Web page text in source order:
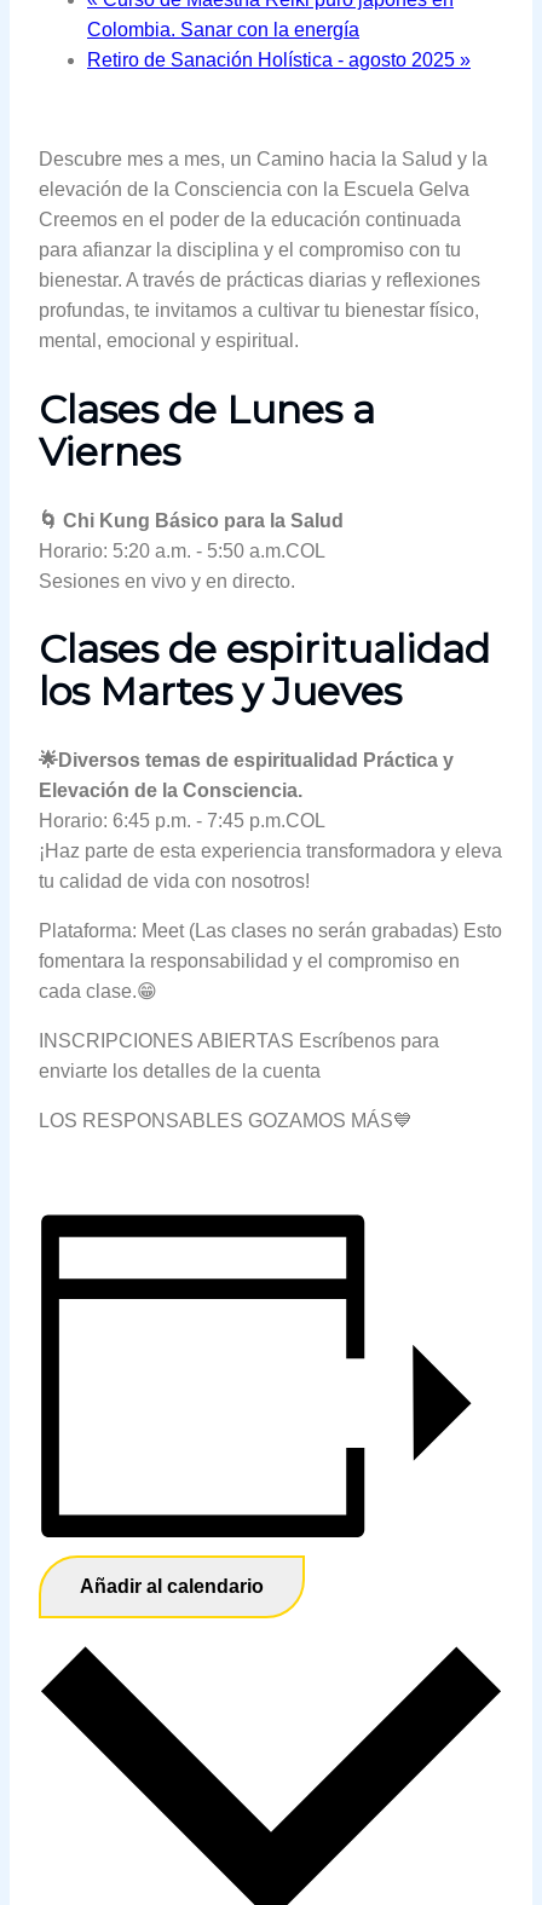
Colombia. Sanar con la energía
Retiro de Sanación Holística - agosto 2025 »
Descubre mes a mes, un Camino hacia la Salud y la
elevación de la Consciencia con la Escuela Gelva
Creemos en el poder de la educación continuada
para afianzar la disciplina y el compromiso con tu
bienestar. A través de prácticas diarias y reflexiones
profundas, te invitamos a cultivar tu bienestar físico,
mental, emocional y espiritual.
Clases de Lunes a
Viernes
🌀 Chi Kung Básico para la Salud
Horario: 5:20 a.m. - 5:50 a.m.COL
Sesiones en vivo y en directo.
Clases de espiritualidad
los Martes y Jueves
🌟Diversos temas de espiritualidad Práctica y
Elevación de la Consciencia.
Horario: 6:45 p.m. - 7:45 p.m.COL
¡Haz parte de esta experiencia transformadora y eleva
tu calidad de vida con nosotros!
Plataforma: Meet (Las clases no serán grabadas) Esto
fomentara la responsabilidad y el compromiso en
cada clase.😁
INSCRIPCIONES ABIERTAS Escríbenos para
enviarte los detalles de la cuenta
LOS RESPONSABLES GOZAMOS MÁS💙
Añadir al calendario